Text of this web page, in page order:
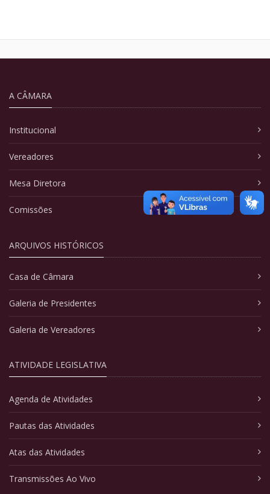
A CÂMARA
Institucional
Vereadores
Mesa Diretora
Comissões
ARQUIVOS HISTÓRICOS
Casa de Câmara
Galeria de Presidentes
Galeria de Vereadores
ATIVIDADE LEGISLATIVA
Agenda de Atividades
Pautas das Atividades
Atas das Atividades
Transmissões Ao Vivo